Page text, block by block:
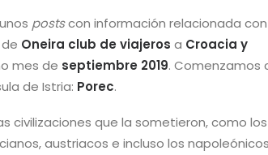
postscon información relacionada con
Oneira club de viajeros a Croacia y
mes de septiembre 2019. Comenzamos
de Istria: Porec.
civilizaciones que la sometieron, como los
austriacos e incluso los napoleónicos